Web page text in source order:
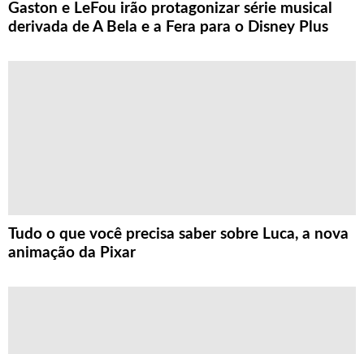
Gaston e LeFou irão protagonizar série musical
derivada de A Bela e a Fera para o Disney Plus
Tudo o que você precisa saber sobre Luca, a nova
animação da Pixar